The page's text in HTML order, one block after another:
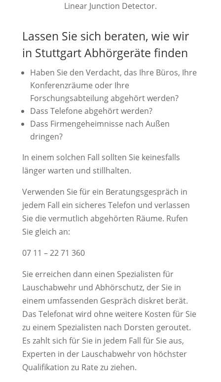
Linear Junction Detector.
Lassen Sie sich beraten, wie wir
in Stuttgart Abhörgeräte finden
Haben Sie den Verdacht, das Ihre Büros, Ihre
Konferenzräume oder Ihre
Forschungsabteilung abgehört werden?
Dass Telefone abgehört werden?
Dass Firmengeheimnisse nach Außen
dringen?
In einem solchen Fall sollten Sie keinesfalls
länger warten und stillhalten.
Verwenden Sie für ein Beratungsgespräch in
jedem Fall ein sicheres Telefon und verlassen
Sie die vermutlich abgehörten Räume. Rufen
Sie gleich an:
07 11 – 22 71 360
Sie erreichen dann einen Spezialisten für
Lauschabwehr und Abhörschutz, der Sie in
einem umfassenden Gespräch diskret berät.
Das Telefonat wird ohne weitere Kosten für Sie
zu einem Spezialisten nach Dorsten geroutet.
Es zahlt sich für Sie in jedem Fall für Sie aus,
Experten in der Lauschabwehr von höchster
Qualifikation zu Rate zu ziehen.